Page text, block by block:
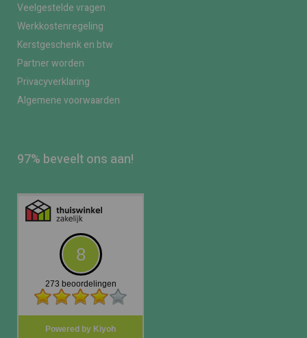
Veelgestelde vragen
Werkkostenregeling
Kerstgeschenk en btw
Partner worden
Privacyverklaring
Algemene voorwaarden
97% beveelt ons aan!